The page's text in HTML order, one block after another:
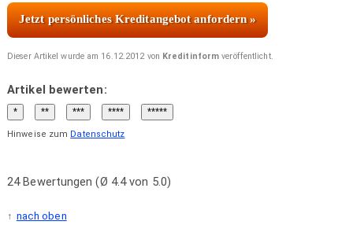
Jetzt persönliches Kreditangebot anfordern »
Dieser Artikel wurde am 16.12.2012 von Kreditinform veröffentlicht.
Artikel bewerten:
Hinweise zum Datenschutz
24 Bewertungen (Ø 4.4 von 5.0)
nach oben